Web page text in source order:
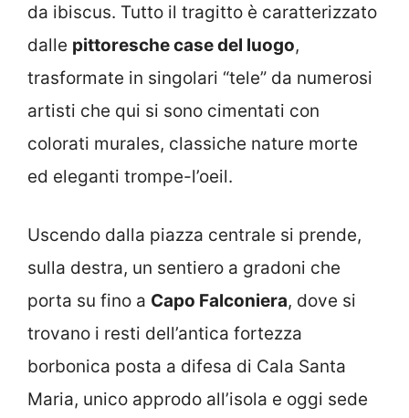
da ibiscus. Tutto il tragitto è caratterizzato
dalle pittoresche case del luogo,
trasformate in singolari “tele” da numerosi
artisti che qui si sono cimentati con
colorati murales, classiche nature morte
ed eleganti trompe-l’oeil.
Uscendo dalla piazza centrale si prende,
sulla destra, un sentiero a gradoni che
porta su fino a Capo Falconiera, dove si
trovano i resti dell’antica fortezza
borbonica posta a difesa di Cala Santa
Maria, unico approdo all’isola e oggi sede